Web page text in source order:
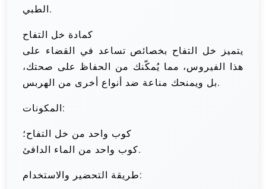
الطبي.
كمادة خل التفاح
يتميز خل التفاح بخصائص تساعد في القضاء على
هذا الفيروس، مما يُمكّنك من الحفاظ على صحتك،
بل ويمنحك مناعة ضد أنواع أخرى من الهربس.
المكونات:
كوب واحد من خل التفاح؛
كوب واحد من الماء الدافئ.
طريقة التحضير والاستخدام: